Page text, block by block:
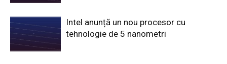
Intel anunță un nou procesor cu
tehnologie de 5 nanometri